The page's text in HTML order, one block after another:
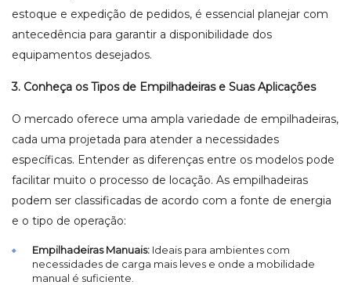
estoque e expedição de pedidos, é essencial planejar com
antecedência para garantir a disponibilidade dos
equipamentos desejados.
3. Conheça os Tipos de Empilhadeiras e Suas Aplicações
O mercado oferece uma ampla variedade de empilhadeiras,
cada uma projetada para atender a necessidades
específicas. Entender as diferenças entre os modelos pode
facilitar muito o processo de locação. As empilhadeiras
podem ser classificadas de acordo com a fonte de energia
e o tipo de operação:
Empilhadeiras Manuais: Ideais para ambientes com
necessidades de carga mais leves e onde a mobilidade
manual é suficiente.